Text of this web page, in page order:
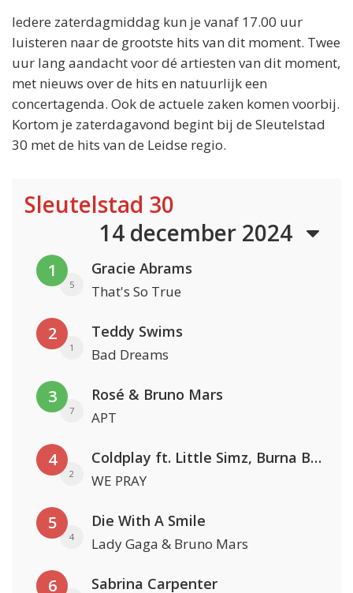
Iedere zaterdagmiddag kun je vanaf 17.00 uur
luisteren naar de grootste hits van dit moment. Twee
uur lang aandacht voor dé artiesten van dit moment,
met nieuws over de hits en natuurlijk een
concertagenda. Ook de actuele zaken komen voorbij.
Kortom je zaterdagavond begint bij de Sleutelstad
30 met de hits van de Leidse regio.
Sleutelstad 30
14 december 2024
1
5
Gracie Abrams
That's So True
2
1
Teddy Swims
Bad Dreams
3
7
Rosé & Bruno Mars
APT
4
2
Coldplay ft. Little Simz, Burna Boy, Elyanna & Tini
WE PRAY
5
4
Die With A Smile
Lady Gaga & Bruno Mars
6 Sabrina Carpenter